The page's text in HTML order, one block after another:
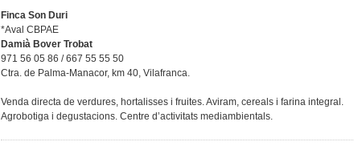
Finca Son Duri
*Aval CBPAE
Damià Bover Trobat
971 56 05 86 / 667 55 55 50
Ctra. de Palma-Manacor, km 40, Vilafranca.
Venda directa de verdures, hortalisses i fruites. Aviram, cereals i farina integral.
Agrobotiga i degustacions. Centre d’activitats mediambientals.